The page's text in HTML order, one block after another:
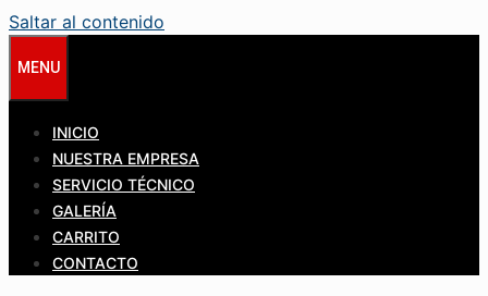
Saltar al contenido
MENU
INICIO
NUESTRA EMPRESA
SERVICIO TÉCNICO
GALERÍA
CARRITO
CONTACTO